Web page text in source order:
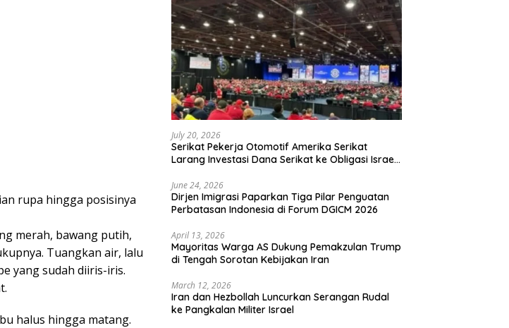
rupa hingga posisinya
merah, bawang putih,
Tuangkan air, lalu
yang sudah diiris-iris.
halus hingga matang.
July 20, 2026
Serikat Pekerja Otomotif Amerika Serikat
Larang Investasi Dana Serikat ke Obligasi Israel,
June 24, 2026
Dirjen Imigrasi Paparkan Tiga Pilar Penguatan
Perbatasan Indonesia di Forum DGICM 2026
April 13, 2026
Mayoritas Warga AS Dukung Pemakzulan Trump
di Tengah Sorotan Kebijakan Iran
March 12, 2026
Iran dan Hezbollah Luncurkan Serangan Rudal
ke Pangkalan Militer Israel